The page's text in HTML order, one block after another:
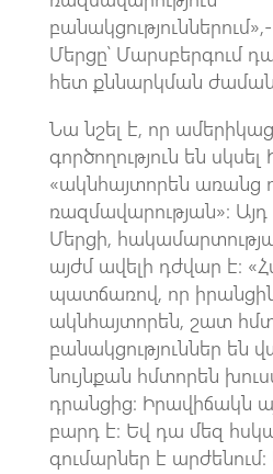
Մերցը՝ Մարսբերգում
հետ քննարկման
Նա նշել է, որ
գործողություն են
«ակնհայտորեն առանց
ռազմավարության»։
Մերցի,
այժմ ավելի դժվար է։
պատճառով, որ
ակնհայտորեն, շատ
բանակցություններ են
նույնքան հմտորեն
դրանցից։ Իրավիճակն
բարդ է։ Եվ դա մեզ
գումարներ է արժենում։